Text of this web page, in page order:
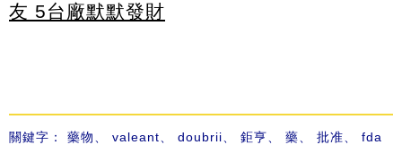
友 5台廠默默發財
關鍵字： 藥物、 valeant、 doubrii、 鉅亨、 藥、 批准、 fda